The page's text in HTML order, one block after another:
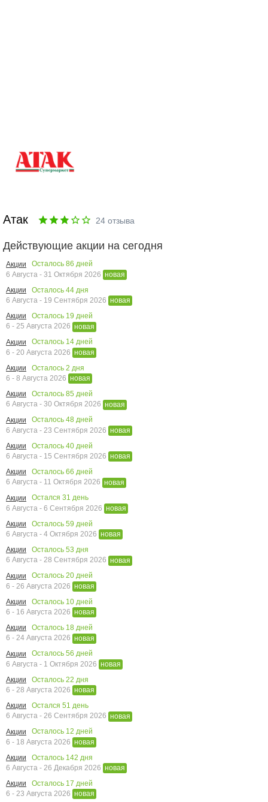
Атак 24 отзыва
Действующие акции на сегодня
Акции Осталось 86 дней
6 Августа - 31 Октября 2026 новая
Акции
Осталось 44 дня
6 Августа - 19 Сентября 2026 новая
Акции
Осталось 19 дней
6 - 25 Августа 2026 новая
Акции
Осталось 14 дней
6 - 20 Августа 2026 новая
Акции
Осталось 2 дня
6 - 8 Августа 2026 новая
Акции
Осталось 85 дней
6 Августа - 30 Октября 2026 новая
Акции
Осталось 48 дней
6 Августа - 23 Сентября 2026 новая
Акции
Осталось 40 дней
6 Августа - 15 Сентября 2026 новая
Акции
Осталось 66 дней
6 Августа - 11 Октября 2026 новая
Акции
Остался 31 день
6 Августа - 6 Сентября 2026 новая
Акции
Осталось 59 дней
6 Августа - 4 Октября 2026 новая
Акции
Осталось 53 дня
6 Августа - 28 Сентября 2026 новая
Акции
Осталось 20 дней
6 - 26 Августа 2026 новая
Акции
Осталось 10 дней
6 - 16 Августа 2026 новая
Акции
Осталось 18 дней
6 - 24 Августа 2026 новая
Акции
Осталось 56 дней
6 Августа - 1 Октября 2026 новая
Акции
Осталось 22 дня
6 - 28 Августа 2026 новая
Акции
Остался 51 день
6 Августа - 26 Сентября 2026 новая
Акции
Осталось 12 дней
6 - 18 Августа 2026 новая
Акции
Осталось 142 дня
6 Августа - 26 Декабря 2026 новая
Акции
Осталось 17 дней
6 - 23 Августа 2026 новая